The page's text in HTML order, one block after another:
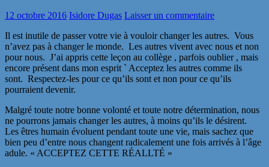
12 octobre 2016 Isidore Dugas Laisser un commentaire
Il est inutile de passer votre vie à vouloir changer les autres. Vous
n’avez pas à changer le monde. Les autres vivent avec nous et non
pour nous. J’ai appris cette leçon au collège , parfois oublier , mais
encore présent dans mon esprit ` Acceptez les autres comme ils
sont. Respectez-les pour ce qu’ils sont et non pour ce qu’ils
pourraient devenir.
Malgré toute notre bonne volonté et toute notre détermination, nous
ne pourrons jamais changer les autres, à moins qu’ils le désirent.
Les êtres humain évoluent pendant toute une vie, mais sachez que
bien peu d’entre nous changent radicalement une fois arrivés à l’âge
adule. « ACCEPTEZ CETTE RÉALLTÉ »